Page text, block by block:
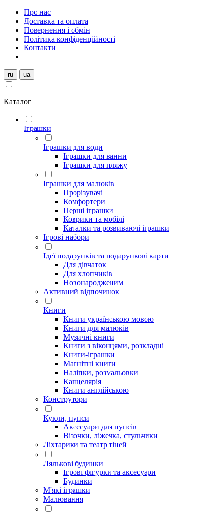
Про нас
Доставка та оплата
Повернення і обмін
Політика конфіденційності
Контакти
ru ua
Каталог
Іграшки
Іграшки для води
Іграшки для ванни
Іграшки для пляжу
Іграшки для малюків
Прорізувачі
Комфортери
Перші іграшки
Коврики та мобілі
Каталки та розвиваючі іграшки
Ігрові набори
Ідеї ​​подарунків та подарункові карти
Для дівчаток
Для хлопчиків
Новонародженим
Активний відпочинок
Книги
Книги українською мовою
Книги для малюків
Музичні книги
Книги з віконцями, розкладні
Книги-іграшки
Магнітні книги
Наліпки, розмальовки
Канцелярія
Книги англійською
Конструтори
Кукли, пупси
Аксесуари для пупсів
Візочки, ліжечка, стульчики
Ліхтарики та театр тіней
Лялькові будинки
Ігрові фігурки та аксесуари
Будинки
М'які іграшки
Малювання